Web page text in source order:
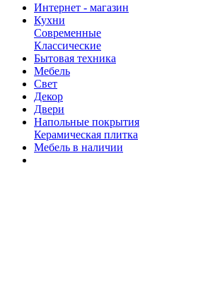
Интернет - магазин
Кухни
Современные
Классические
Бытовая техника
Мебель
Свет
Декор
Двери
Напольные покрытия
Керамическая плитка
Мебель в наличии